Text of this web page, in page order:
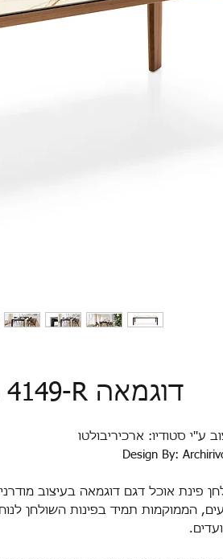
דוגמאה DOGMA 4149-R
ע''י סטודיו: ארכיריבולטו
Design By:
פינת אוכל דגם דוגמאה בעיצוב
הממוקמות תמיד בפינות השולחן
.